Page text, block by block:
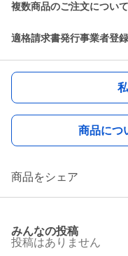
複数商品のご注文について
適格請求書発行事業者登録
商品につ
商品をシェア
みんなの投稿
投稿はありません